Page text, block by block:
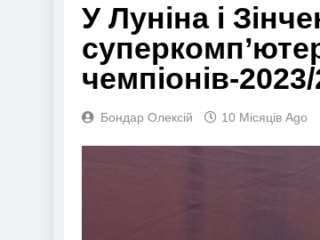
У Луніна і
чемпіонів-
Бондар Олексій 10 Місяців Ago